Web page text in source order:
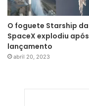
O foguete Starship da
SpaceX explodiu após
lançamento
abril 20, 2023